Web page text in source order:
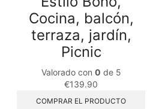
Cocina, balcón,
terraza, jardín,
Picnic
Valorado con 0 de 5
€139.90
COMPRAR EL PRODUCTO